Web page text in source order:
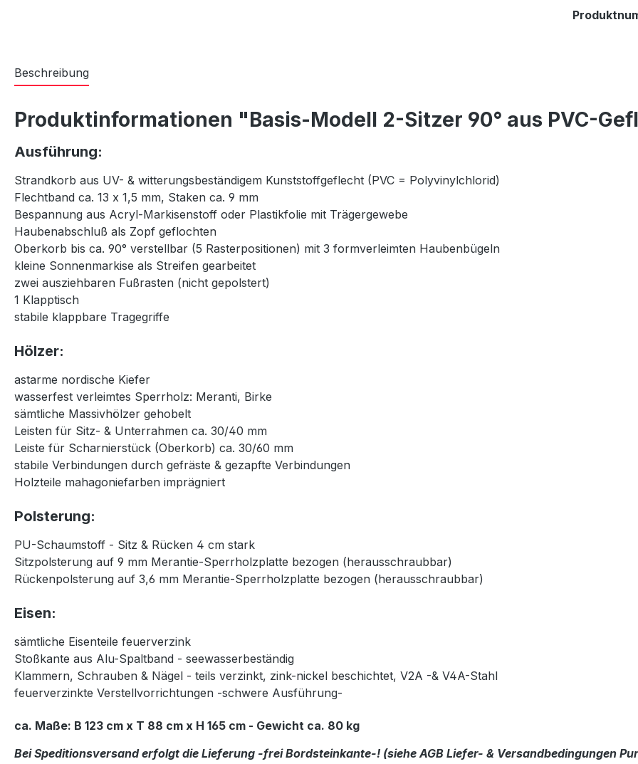
Beschreibung
Produktinformationen "Basis-Modell 2-Sitzer 90° aus PVC-
Ausführung:
Strandkorb aus UV- & witterungsbeständigem Kunststoffgeflecht (PVC = Polyvinylchlorid)
Flechtband ca. 13 x 1,5 mm, Staken ca. 9 mm
Bespannung aus Acryl-Markisenstoff oder Plastikfolie mit Trägergewebe
Haubenabschluß als Zopf geflochten
Oberkorb bis ca. 90° verstellbar (5 Rasterpositionen) mit 3 formverleimten Haubenbügeln
kleine Sonnenmarkise als Streifen gearbeitet
zwei ausziehbaren Fußrasten (nicht gepolstert)
1 Klapptisch
stabile klappbare Tragegriffe
Hölzer:
astarme nordische Kiefer
wasserfest verleimtes Sperrholz: Meranti, Birke
sämtliche Massivhölzer gehobelt
Leisten für Sitz- & Unterrahmen ca. 30/40 mm
Leiste für Scharnierstück (Oberkorb) ca. 30/60 mm
stabile Verbindungen durch gefräste & gezapfte Verbindungen
Holzteile mahagoniefarben imprägniert
Polsterung:
PU-Schaumstoff - Sitz & Rücken 4 cm stark
Sitzpolsterung auf 9 mm Merantie-Sperrholzplatte bezogen (herausschraubbar)
Rückenpolsterung auf 3,6 mm Merantie-Sperrholzplatte bezogen (herausschraubbar)
Eisen:
sämtliche Eisenteile feuerverzink
Stoßkante aus Alu-Spaltband - seewasserbeständig
Klammern, Schrauben & Nägel - teils verzinkt, zink-nickel beschichtet, V2A -& V4A-Stahl
feuerverzinkte Verstellvorrichtungen -schwere Ausführung-
ca. Maße: B 123 cm x T 88 cm x H 165 cm - Gewicht ca. 80 kg
Bei Speditionsversand erfolgt die Lieferung -frei Bordsteinkante-! (siehe AGB Liefer- & Versandbedingungen